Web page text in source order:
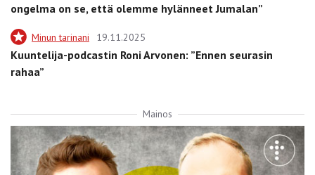
ongelma on se, että olemme hylänneet Jumalan”
Minun tarinani 19.11.2025
Kuuntelija-podcastin Roni Arvonen: ”Ennen seurasin
rahaa”
Mainos